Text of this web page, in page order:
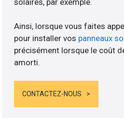
Ainsi, lorsque vous faites
pour installer vos panneaux
précisément lorsque le coût
amorti.
CONTACTEZ-NOUS